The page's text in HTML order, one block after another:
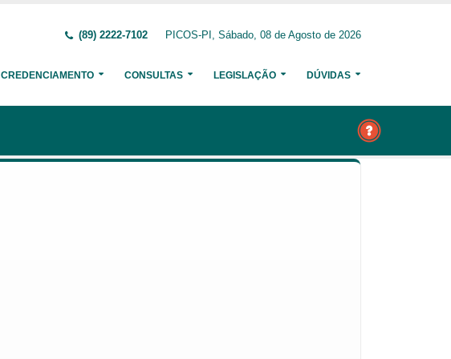
(89) 2222-7102 PICOS-PI, Sábado, 08 de Agosto de 2026
CREDENCIAMENTO CONSULTAS LEGISLAÇÃO DÚVIDAS